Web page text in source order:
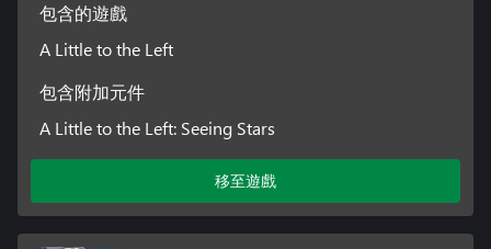
包含的遊戲
A Little to the Left
包含附加元件
A Little to the Left: Seeing Stars
移至遊戲